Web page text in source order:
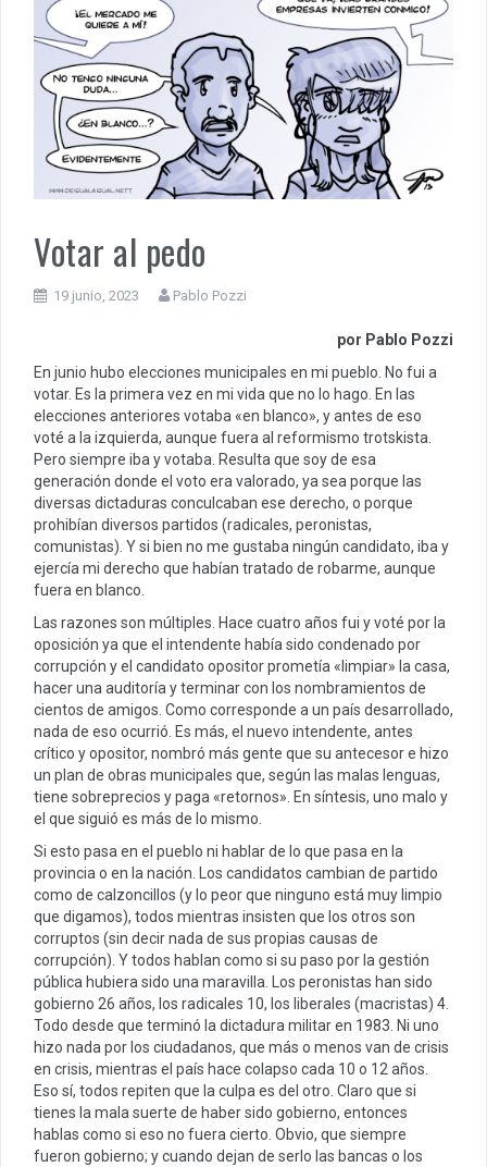
Votar al pedo
19 junio, 2023 Pablo Pozzi
por Pablo Pozzi
En junio hubo elecciones municipales en mi pueblo. No fui a
votar. Es la primera vez en mi vida que no lo hago. En las
elecciones anteriores votaba «en blanco», y antes de eso
voté a la izquierda, aunque fuera al reformismo trotskista.
Pero siempre iba y votaba. Resulta que soy de esa
generación donde el voto era valorado, ya sea porque las
diversas dictaduras conculcaban ese derecho, o porque
prohibían diversos partidos (radicales, peronistas,
comunistas). Y si bien no me gustaba ningún candidato, iba y
ejercía mi derecho que habían tratado de robarme, aunque
fuera en blanco.
Las razones son múltiples. Hace cuatro años fui y voté por la
oposición ya que el intendente había sido condenado por
corrupción y el candidato opositor prometía «limpiar» la casa,
hacer una auditoría y terminar con los nombramientos de
cientos de amigos. Como corresponde a un país desarrollado,
nada de eso ocurrió. Es más, el nuevo intendente, antes
crítico y opositor, nombró más gente que su antecesor e hizo
un plan de obras municipales que, según las malas lenguas,
tiene sobreprecios y paga «retornos». En síntesis, uno malo y
el que siguió es más de lo mismo.
Si esto pasa en el pueblo ni hablar de lo que pasa en la
provincia o en la nación. Los candidatos cambian de partido
como de calzoncillos (y lo peor que ninguno está muy limpio
que digamos), todos mientras insisten que los otros son
corruptos (sin decir nada de sus propias causas de
corrupción). Y todos hablan como si su paso por la gestión
pública hubiera sido una maravilla. Los peronistas han sido
gobierno 26 años, los radicales 10, los liberales (macristas) 4.
Todo desde que terminó la dictadura militar en 1983. Ni uno
hizo nada por los ciudadanos, que más o menos van de crisis
en crisis, mientras el país hace colapso cada 10 o 12 años.
Eso sí, todos repiten que la culpa es del otro. Claro que si
tienes la mala suerte de haber sido gobierno, entonces
hablas como si eso no fuera cierto. Obvio, que siempre
fueron gobierno; y cuando dejan de serlo las bancas o los